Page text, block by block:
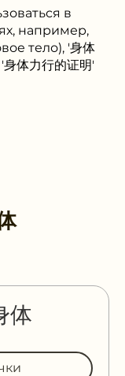
в
например,
тело), '身体
体力行的证明'
体